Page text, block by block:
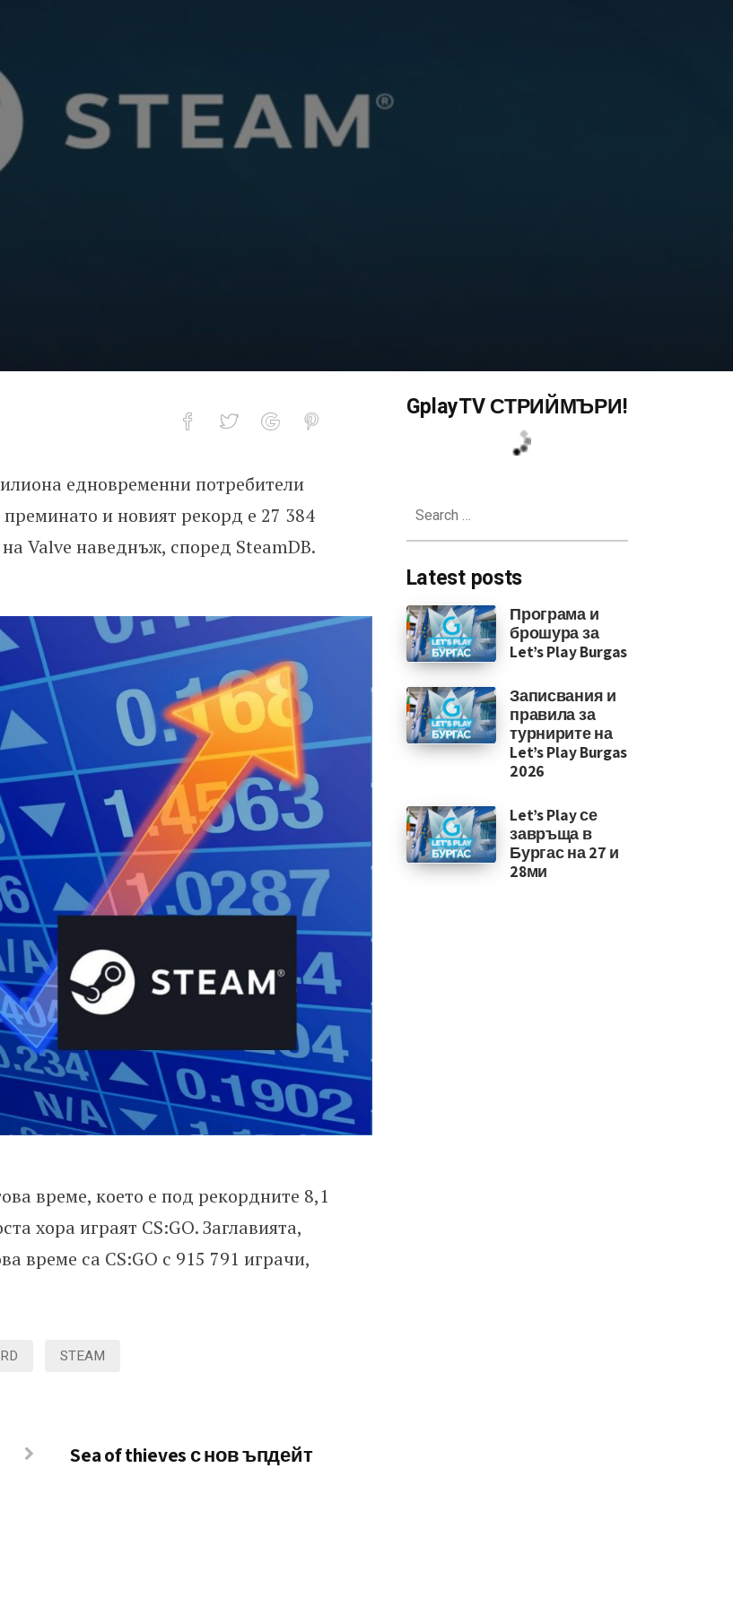
едновременни потребители
и новият рекорд е 27 384
Valve наведнъж, според SteamDB.
време, което е под рекордните 8,1
хора играят CS:GO. Заглавията,
време са CS:GO с 915 791 играчи,
STEAM
Sea of thieves с нов ъпдейт
GplayTV СТРИЙМЪРИ!
for:
Latest posts
Програма и
брошура за
Let’s Play Burgas
Записвания и
правила за
турнирите на
Let’s Play Burgas
2026
Let’s Play се
завръща в
Бургас на 27 и
28ми